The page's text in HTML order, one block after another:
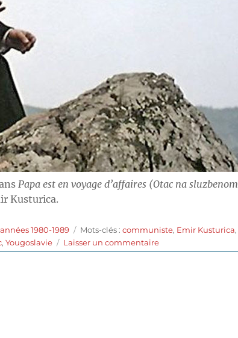
Papa est en voyage d’affaires (Otac na sluzbenom
Kusturica.
1980-1989 Étiquettes
Mots-clés :communiste, Emir Kusturica,
,Yougoslavie Laisser un commentairesur
Papa